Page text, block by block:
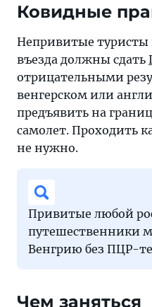
Ковидные
Непривитые туристы
въезда должны сдать
отрицательными
венгерском или
предъявить на
самолет. Проходить
не нужно.
Привитые любой
путешественники
Венгрию без ПЦР-
Чем заняться